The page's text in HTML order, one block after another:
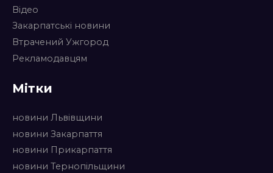
Відео
Закарпатські новини
Втрачений Ужгород
Рекламодавцям
Мітки
новини Львівщини
новини Закарпаття
новини Прикарпаття
новини Тернопільщини